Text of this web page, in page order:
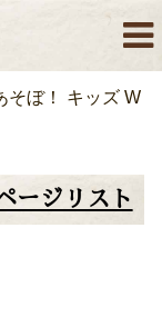
そぼ！ キッズ W
ージリスト